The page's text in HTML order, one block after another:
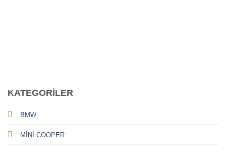
KATEGORİLER
BMW
MİNİ COOPER